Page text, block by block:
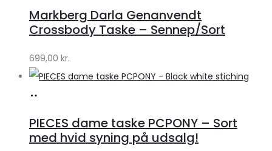
Lykke
Lykke
Markberg Darla Genanvendt
Crossbody Taske – Sennep/Sort
699,00 kr.
Klædeskabet.dk
PIECES dame taske PCPONY – Sort
med hvid syning på udsalg!